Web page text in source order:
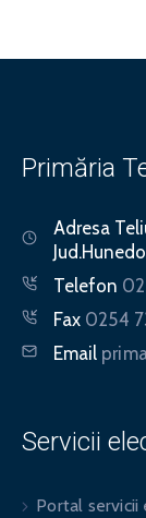
Primăria
Adresa
Telefon
Fax 0254
Email
Servicii
Portal servicii